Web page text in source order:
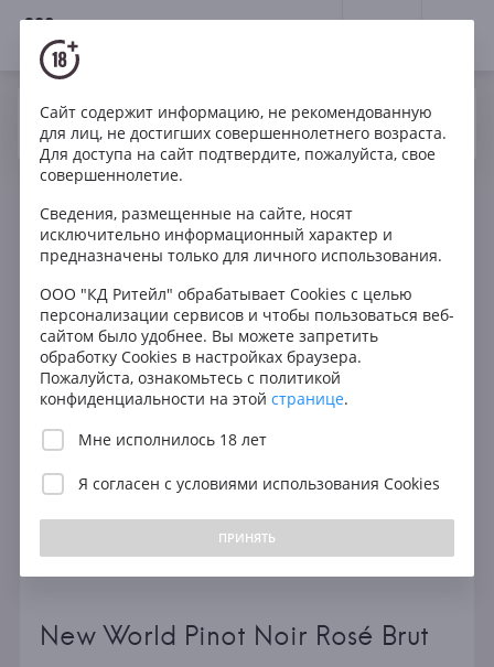
18+
Ваш город Москва ? Да
Вино Розе Брют
Россия
New World Pinot Noir Rosé Brut
New World Pinot Noir Rosé Brut
Сайт содержит информацию, не рекомендованную
для лиц, не достигших совершеннолетнего возраста.
Для доступа на сайт подтвердите, пожалуйста, свое
совершеннолетие.
Сведения, размещенные на сайте, носят
исключительно информационный характер и
предназначены только для личного использования.
ООО "КД Ритейл" обрабатывает Cookies с целью
персонализации сервисов и чтобы пользоваться веб-
сайтом было удобнее. Вы можете запретить
обработку Cookies в настройках браузера.
Пожалуйста, ознакомьтесь с политикой
конфиденциальности на этой странице.
Мне исполнилось 18 лет
Я согласен с условиями использования Cookies
ПРИНЯТЬ